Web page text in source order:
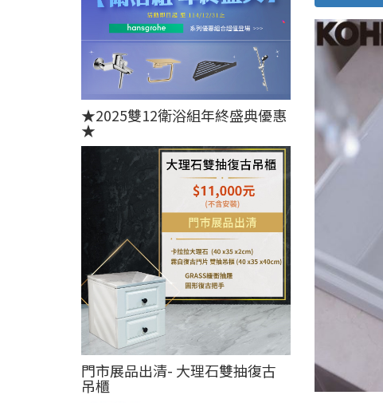
★2025雙12衛浴組年終盛典優惠
★
門市展品出清- 大理石雙抽復古
吊櫃